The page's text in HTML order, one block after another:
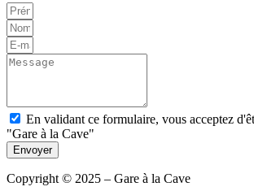
En validant ce formulaire, vous acceptez
"Gare à la Cave"
Envoyer
Copyright © 2025 – Gare à la Cave